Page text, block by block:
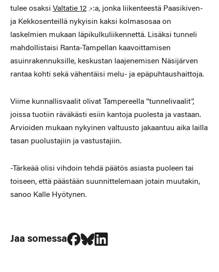
tulee osaksi Valtatie 12
:a, jonka liikenteestä Paasikiven-
ja Kekkosenteillä nykyisin kaksi kolmasosaa on
laskelmien mukaan läpikulkuliikennettä. Lisäksi tunneli
mahdollistaisi Ranta-Tampellan kaavoittamisen
asuinrakennuksille, keskustan laajenemisen Näsijärven
rantaa kohti sekä vähentäisi melu- ja epäpuhtaushaittoja.
Viime kunnallisvaalit olivat Tampereella ”tunnelivaalit”,
joissa tuotiin räväkästi esiin kantoja puolesta ja vastaan.
Arvioiden mukaan nykyinen valtuusto jakaantuu aika lailla
tasan puolustajiin ja vastustajiin.
-Tärkeää olisi vihdoin tehdä päätös asiasta puoleen tai
toiseen, että päästään suunnittelemaan jotain muutakin,
sanoo Kalle Hyötynen.
Jaa somessa
Jaa Facebookissa
Jaa Blueskyssa
Jaa LinkedIn:ssä